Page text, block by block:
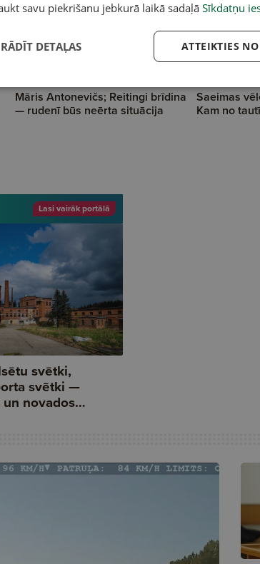
Māris Antonevičs; Reitingi brīdina
— rudenī būs neērta situācija
Saeimas
Kam no
savu piekrišanu jebkurā laikā sadaļā Sīkdatņu
ATTEIKTIES
RĀDĪT DETAĻAS